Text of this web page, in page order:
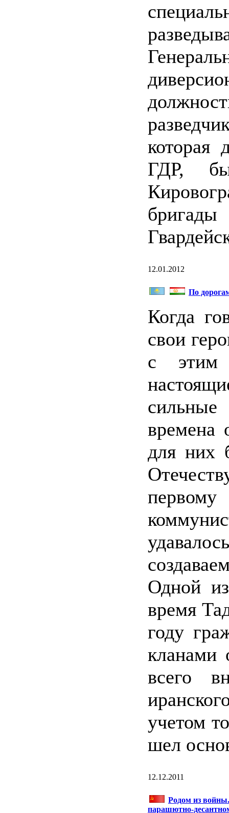
которая
ГДР,
12.01.2012
По
Когда
свои
с этим
времена
для них
Одной
время
году
кланами
всего
учетом
шел
12.12.2011
Родом из
парашютно-